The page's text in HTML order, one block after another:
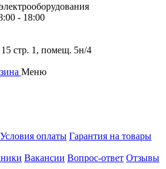
- 18:00
стр. 1, помещ. 5н/4
Меню
Условия оплаты Гарантия на товары
Вакансии Вопрос-ответ Отзывы